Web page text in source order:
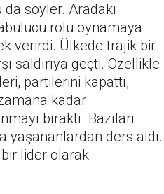
da söyler. Aradaki
rolü oynamaya
verirdi. Ülkede trajik bir
saldırıya geçti. Özellikle
partilerini kapattı,
kadar
bıraktı. Bazıları
yaşananlardan ders aldı.
bir lider olarak